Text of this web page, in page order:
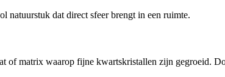
natuurstuk dat direct sfeer brengt in een ruimte.
of matrix waarop fijne kwartskristallen zijn gegroeid.